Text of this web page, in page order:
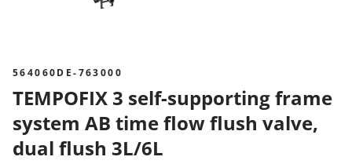
564060DE-763000
TEMPOFIX 3 self-supporting frame
system AB time flow flush valve,
dual flush 3L/6L